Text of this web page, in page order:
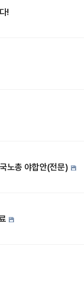
!
노총 야합안(전문)